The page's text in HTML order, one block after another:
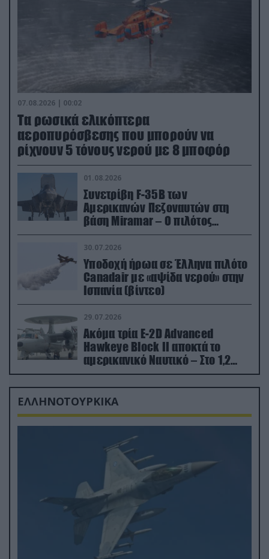
07.08.2026 | 00:02
Τα ρωσικά ελικόπτερα
αεροπυρόσβεσης που μπορούν να
ρίχνουν 5 τόνους νερού με 8 μποφόρ
01.08.2026
Συνετρίβη F-35B των
Αμερικανών Πεζοναυτών στη
βάση Miramar – Ο πιλότος
εκτινάχθηκε εγκαίρως
30.07.2026
Υποδοχή ήρωα σε Έλληνα πιλότο
Canadair με «αψίδα νερού» στην
Ισπανία (βίντεο)
29.07.2026
Ακόμα τρία E-2D Advanced
Hawkeye Block II αποκτά το
αμερικανικό Ναυτικό – Στο 1,2
δισ.δολάρια το κόστος
ΕΛΛΗΝΟΤΟΥΡΚΙΚΑ